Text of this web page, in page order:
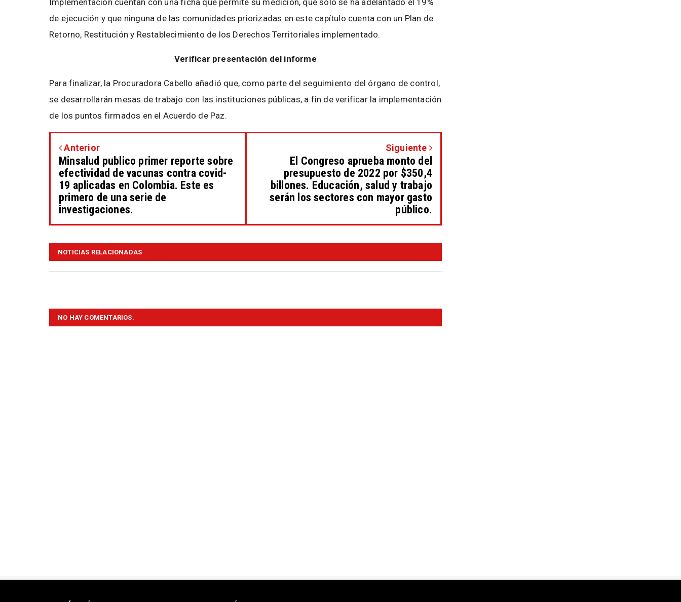
Implementación cuentan con una ficha que permite su medición, que solo se ha adelantado el 19%
de ejecución y que ninguna de las comunidades priorizadas en este capítulo cuenta con un Plan de
Retorno, Restitución y Restablecimiento de los Derechos Territoriales implementado.
Verificar presentación del informe
Para finalizar, la Procuradora Cabello añadió que, como parte del seguimiento del órgano de control,
se desarrollarán mesas de trabajo con las instituciones públicas, a fin de verificar la implementación
de los puntos firmados en el Acuerdo de Paz.
Anterior
Minsalud publico primer reporte sobre
efectividad de vacunas contra covid-
19 aplicadas en Colombia. Este es
primero de una serie de
investigaciones.
Siguiente
El Congreso aprueba monto del
presupuesto de 2022 por $350,4
billones. Educación, salud y trabajo
serán los sectores con mayor gasto
público.
NOTICIAS RELACIONADAS
NO HAY COMENTARIOS.